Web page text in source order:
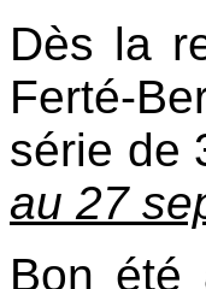
Dès la
Ferté-
série de
au 27
Bon été